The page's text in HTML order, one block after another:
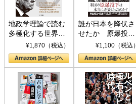
地政学理論で読む
多極化する世界：
トランプとBRICS
の挑戦
¥1,870（税込）
誰が日本を降伏さ
せたか 原爆投
下、ソ連参戦、そ
して聖断 (PHP新
書)
¥1,100（税込）